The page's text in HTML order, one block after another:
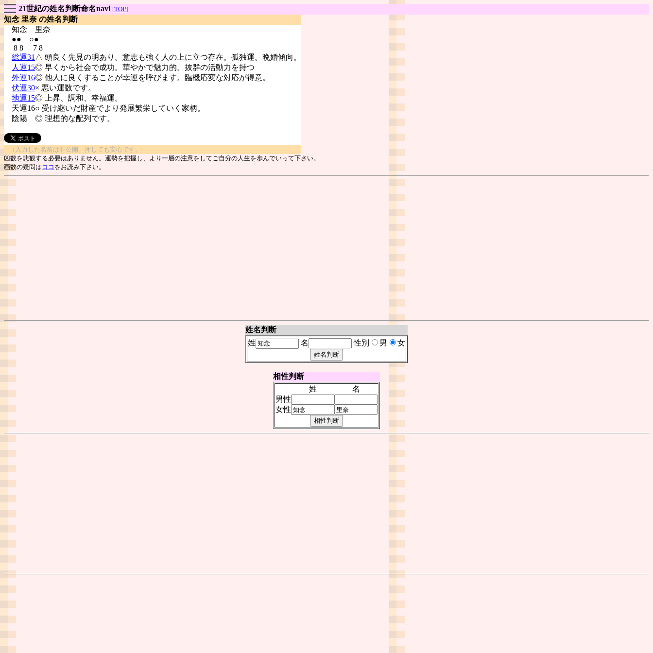
21世紀の姓名判断命名navi [TOP]
知念 里奈 の姓名判断
知念 里奈
●● ○●
8 8 7 8
総運31 △ 頭良く先見の明あり。意志も強く人の上に立つ存在。孤独運。晩婚傾向。
人運15◎ 早くから社会で成功。華やかで魅力的。抜群の活動力を持つ
外運16◎ 他人に良くすることが幸運を呼びます。臨機応変な対応が得意。
伏運30× 悪い運数です。
地運15◎ 上昇、調和、幸福運。
天運16○ 受け継いだ財産でより発展繁栄していく家柄。
陰陽 ◎ 理想的な配列です。
↑入力した名前は非公開。押しても安心です。
凶数を悲観する必要はありません。運勢を把握し、より一層の注意をしてご自分の人生を歩んでいって下さい。
画数の疑問は ココ をお読み下さい。
姓名判断
姓
名 性別 男 女
相性判断
姓
名
男性
女性